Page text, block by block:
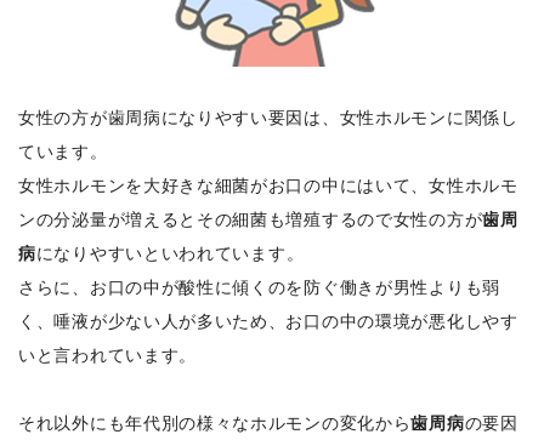
女性の方が歯周病になりやすい要因は、女性ホルモンに関係し
ています。
女性ホルモンを大好きな細菌がお口の中にはいて、女性ホルモ
ンの分泌量が増えるとその細菌も増殖するので女性の方が歯周
病になりやすいといわれています。
さらに、お口の中が酸性に傾くのを防ぐ働きが男性よりも弱
く、唾液が少ない人が多いため、お口の中の環境が悪化しやす
いと言われています。
それ以外にも年代別の様々なホルモンの変化から歯周病の要因